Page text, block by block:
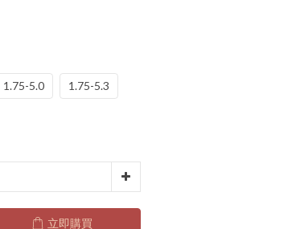
1.75-5.0 1.75-5.3
立即購買